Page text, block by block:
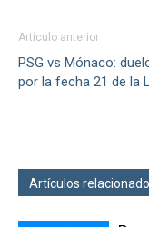
Artículo anterior
PSG vs Mónaco:
por la fecha 21 de la
Artículos